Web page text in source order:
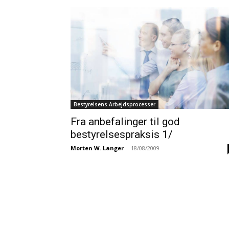
Bestyrelsens Arbejdsprocesser
Fra anbefalinger til god
bestyrelsespraksis 1/
Morten W. Langer - 18/08/2009